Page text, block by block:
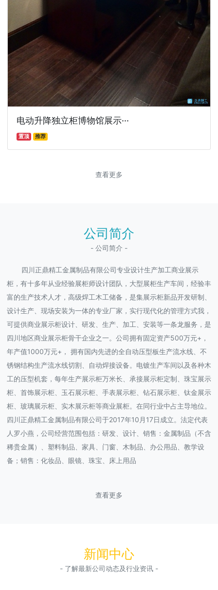
电动升降独立柜博物馆展示···
置顶 推荐
查看更多
公司简介
- 公司简介 -
四川正鼎精工金属制品有限公司专业设计生产加工商业展示
柜，有十多年从业经验展柜师设计团队，大型展柜生产车间，经验丰
富的生产技术人才，高级焊工木工储备，是集展示柜新品开发研制、
设计生产、现场安装为一体的专业厂家，实行现代化的管理方式我，
可提供商业展示柜设计、研发、生产、加工、安装等一条龙服务，是
四川地区商业展示柜骨干企业之一。公司拥有固定资产500万元+，
年产值1000万元+， 拥有国内先进的全自动压型板生产流水线、不
锈钢结构生产流水线切割、自动焊接设备。电镀生产车间以及各种木
工的压型机套，每年生产展示柜万米长、承接展示柜定制、珠宝展示
柜、首饰展示柜、玉石展示柜、手表展示柜、钻石展示柜、钛金展示
柜、玻璃展示柜、实木展示柜等商业展柜。在同行业中占主导地位。
四川正鼎精工金属制品有限公司于2017年10月17日成立。法定代表
人罗小燕，公司经营范围包括：研发、设计、销售：金属制品（不含
稀贵金属）、塑料制品、家具、门窗、木制品、办公用品、教学设
备；销售：化妆品、眼镜、珠宝、床上用品
查看更多
新闻中心
- 了解最新公司动态及行业资讯 -